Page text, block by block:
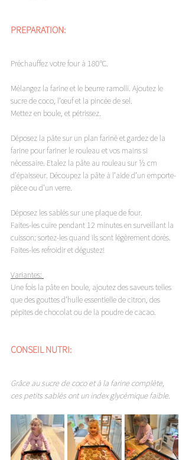
PREPARATION:
Préchauffez votre four à 180°C.
Mélangez la farine et le beurre ramolli. Ajoutez le
sucre de coco, l’œuf et la pincée de sel.
Mettez en boule, et pétrissez.
Déposez la pâte sur un plan fariné et gardez de la
farine pour fariner le rouleau et vos mains si
nécessaire. Etalez la pâte au rouleau sur ½ cm
d’épaisseur. Découpez la pâte à l’aide d’un emporte-
pièce ou d’un verre.
Déposez les sablés sur une plaque de four.
Faites-les cuire pendant 12 minutes en surveillant la
cuisson: sortez-les quand ils sont légèrement dorés.
Faites-les refroidir et dégustez!
Variantes:
Une fois la pâte en boule, ajoutez des saveurs telles
que des gouttes d’huile essentielle de citron, des
pépites de chocolat ou de la poudre de cacao.
CONSEIL NUTRI:
Grâce au sucre de coco et à la farine complète,
ces petits sablés ont un index glycémique faible.